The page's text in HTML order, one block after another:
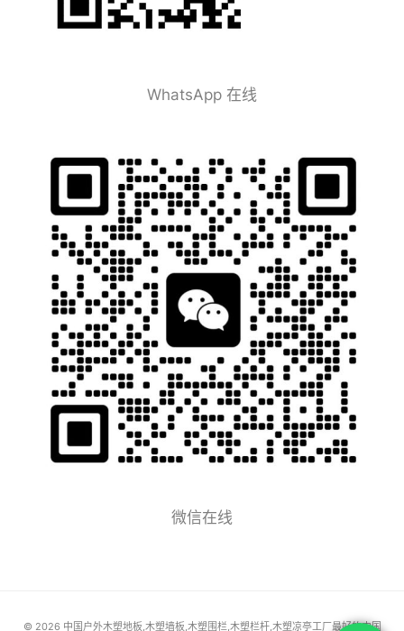
WhatsApp 在线
微信在线
© 2026 中国户外木塑地板,木塑墙板,木塑围栏,木塑栏杆,木塑凉亭工厂最好的中国